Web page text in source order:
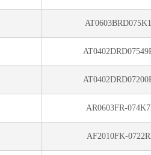
AR0603FR-
AF2010FK-